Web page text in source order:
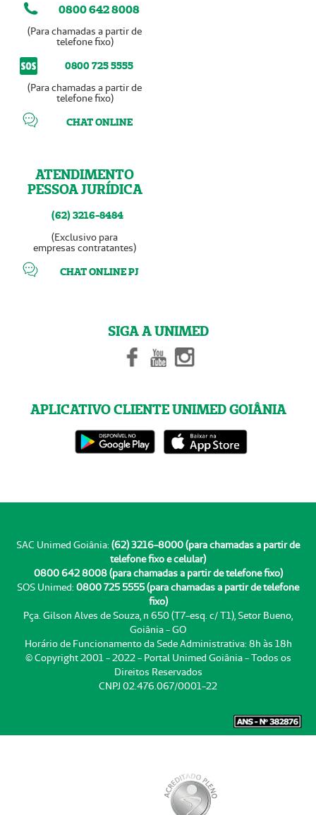
0800 642 8008
(Para chamadas a partir de
telefone fixo)
0800 725 5555
(Para chamadas a partir de
telefone fixo)
CHAT ONLINE
ATENDIMENTO
PESSOA JURÍDICA
(62) 3216-8484
(Exclusivo para
empresas contratantes)
CHAT ONLINE PJ
SIGA A UNIMED
APLICATIVO CLIENTE UNIMED GOIÂNIA
SAC Unimed Goiânia: (62) 3216-8000 (para chamadas a partir de
telefone fixo e celular)
0800 642 8008 (para chamadas a partir de telefone fixo)
SOS Unimed: 0800 725 5555 (para chamadas a partir de telefone
fixo)
Pça. Gilson Alves de Souza, n 650 (T7-esq. c/ T1), Setor Bueno,
Goiânia - GO
Horário de Funcionamento da Sede Administrativa: 8h às 18h
© Copyright 2001 - 2022 - Portal Unimed Goiânia - Todos os
Direitos Reservados
CNPJ 02.476.067/0001-22